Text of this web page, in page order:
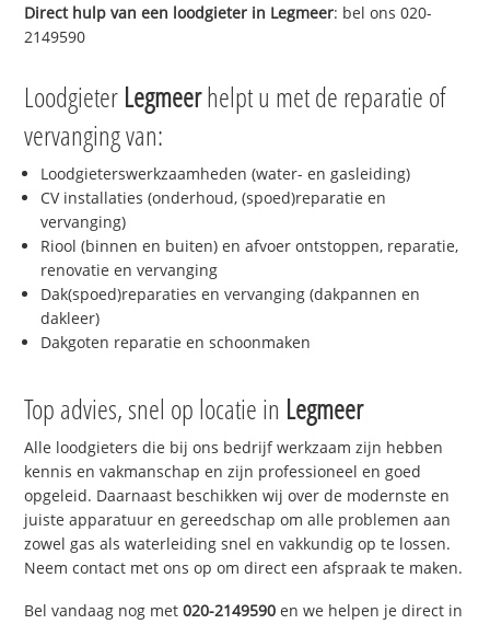
Direct hulp van een loodgieter in Legmeer: bel ons 020-
2149590
Loodgieter Legmeerhelpt u met de reparatie of
vervanging van:
Loodgieterswerkzaamheden (water- en gasleiding)
CV installaties (onderhoud, (spoed)reparatie en
vervanging)
Riool (binnen en buiten) en afvoer ontstoppen, reparatie,
renovatie en vervanging
Dak(spoed)reparaties en vervanging (dakpannen en
dakleer)
Dakgoten reparatie en schoonmaken
Top advies, snel op locatie in Legmeer
Alle loodgieters die bij ons bedrijf werkzaam zijn hebben
kennis en vakmanschap en zijn professioneel en goed
opgeleid. Daarnaast beschikken wij over de modernste en
juiste apparatuur en gereedschap om alle problemen aan
zowel gas als waterleiding snel en vakkundig op te lossen.
Neem contact met ons op om direct een afspraak te maken.
Bel vandaag nog met020-2149590 en we helpen je direct in